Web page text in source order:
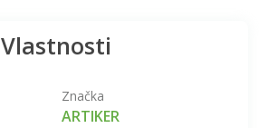
Vlastnosti
Značka
ARTIKER